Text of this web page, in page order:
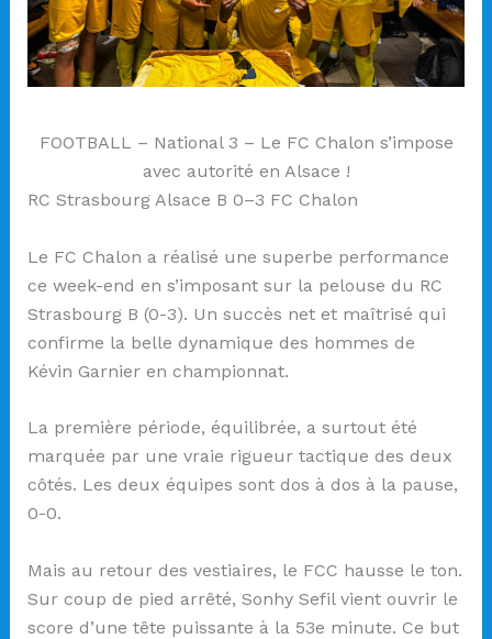
FOOTBALL – National 3 – Le FC Chalon s’impose
avec autorité en Alsace !
RC Strasbourg Alsace B 0–3 FC Chalon
Le FC Chalon a réalisé une superbe performance
ce week-end en s’imposant sur la pelouse du RC
Strasbourg B (0-3). Un succès net et maîtrisé qui
confirme la belle dynamique des hommes de
Kévin Garnier en championnat.
La première période, équilibrée, a surtout été
marquée par une vraie rigueur tactique des deux
côtés. Les deux équipes sont dos à dos à la pause,
0-0.
Mais au retour des vestiaires, le FCC hausse le ton.
Sur coup de pied arrêté, Sonhy Sefil vient ouvrir le
score d’une tête puissante à la 53e minute. Ce but